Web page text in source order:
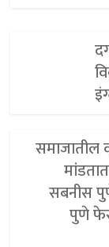
समाजातील
सबनीस
पुणे